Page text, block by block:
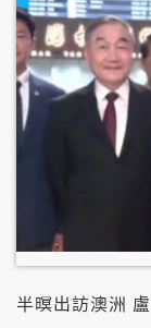
半暝出訪澳洲